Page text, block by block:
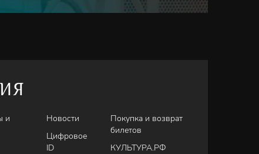
и
Новости
Цифровое
ID
Покупка и возврат
билетов
КУЛЬТУРА.РФ